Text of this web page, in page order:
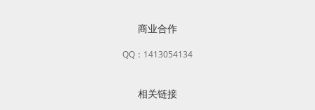
商业合作
QQ：1413054134
相关链接